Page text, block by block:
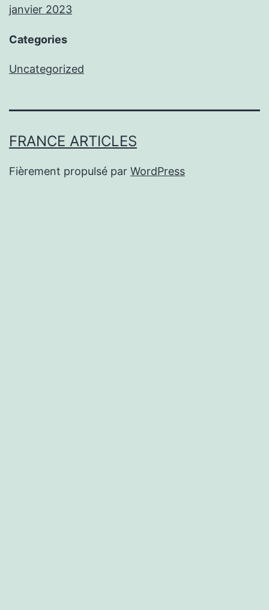
janvier 2023
Categories
Uncategorized
FRANCE ARTICLES
Fièrement propulsé par WordPress